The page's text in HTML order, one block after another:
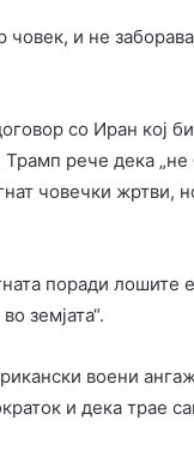
човек, и не
со Иран кој
рече дека „не
човечки жртви,
поради лошите
земјата“.
воени
и дека трае